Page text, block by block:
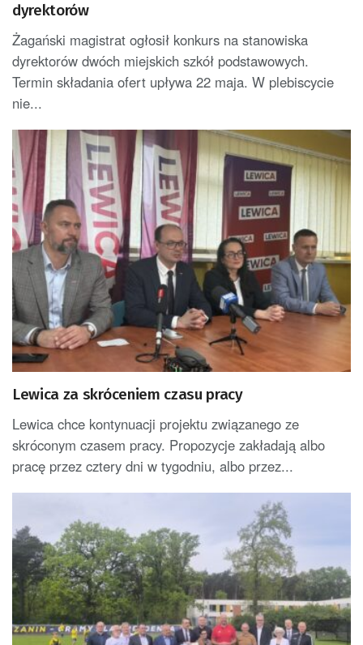
dyrektorów
Żagański magistrat ogłosił konkurs na stanowiska
dyrektorów dwóch miejskich szkół podstawowych.
Termin składania ofert upływa 22 maja. W plebiscycie
nie...
Lewica za skróceniem czasu pracy
Lewica chce kontynuacji projektu związanego ze
skróconym czasem pracy. Propozycje zakładają albo
pracę przez cztery dni w tygodniu, albo przez...